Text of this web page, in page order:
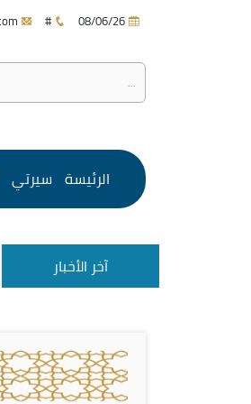
#
الرئيسة سيرتي
آخر الأخبار